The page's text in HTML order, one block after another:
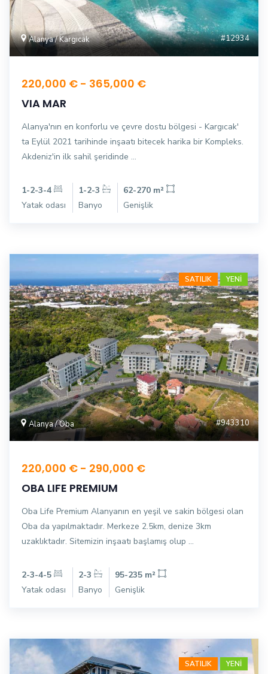
Alanya / Kargıcak #12934
220,000 € - 365,000 €
VIA MAR
Alanya'nın en konforlu ve çevre dostu bölgesi - Kargıcak'
ta Eylül 2021 tarihinde inşaatı bitecek harika bir Kompleks.
Akdeniz'in ilk sahil şeridinde ...
1-2-3-4
Yatak odası
1-2-3
Banyo
62-270 m²
Genişlik
SATILIK YENİ
Alanya / Oba #943310
220,000 € - 290,000 €
OBA LIFE PREMIUM
Oba Life Premium Alanyanın en yeşil ve sakin bölgesi olan
Oba da yapılmaktadır. Merkeze 2.5km, denize 3km
uzaklıktadır. Sitemizin inşaatı başlamış olup ...
2-3-4-5
Yatak odası
2-3
Banyo
95-235 m²
Genişlik
SATILIK YENİ